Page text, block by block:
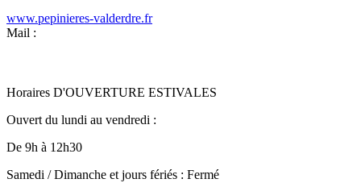
www.pepinieres-valderdre.fr
Mail :
Horaires D'OUVERTURE ESTIVALES
Ouvert du lundi au vendredi :
De 9h à 12h30
Samedi / Dimanche et jours fériés : Fermé